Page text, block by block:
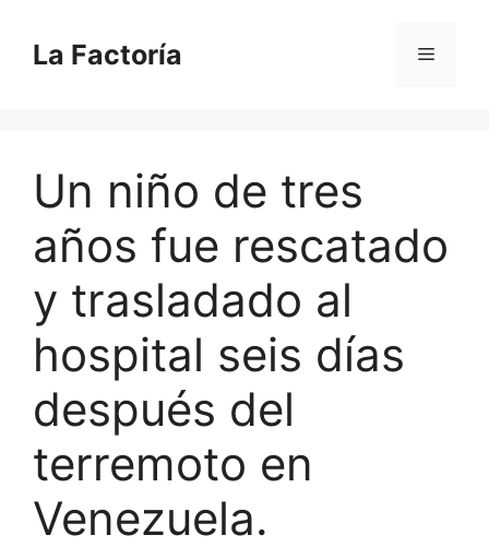
contenido
La Factoría Menú
Un niño de tres
años fue rescatado
y trasladado al
hospital seis días
después del
terremoto en
Venezuela.